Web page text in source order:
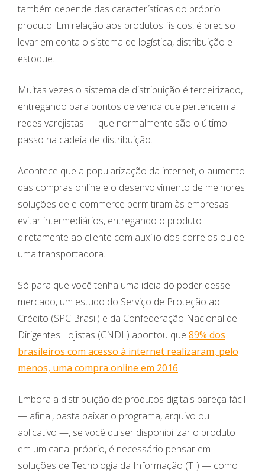
também depende das características do próprio
produto. Em relação aos produtos físicos, é preciso
levar em conta o sistema de logística, distribuição e
estoque.
Muitas vezes o sistema de distribuição é terceirizado,
entregando para pontos de venda que pertencem a
redes varejistas — que normalmente são o último
passo na cadeia de distribuição.
Acontece que a popularização da internet, o aumento
das compras online e o desenvolvimento de melhores
soluções de e-commerce permitiram às empresas
evitar intermediários, entregando o produto
diretamente ao cliente com auxílio dos correios ou de
uma transportadora.
Só para que você tenha uma ideia do poder desse
mercado, um estudo do Serviço de Proteção ao
Crédito (SPC Brasil) e da Confederação Nacional de
Dirigentes Lojistas (CNDL) apontou que 89% dos
brasileiros com acesso à internet realizaram, pelo
menos, uma compra online em 2016.
Embora a distribuição de produtos digitais pareça fácil
— afinal, basta baixar o programa, arquivo ou
aplicativo —, se você quiser disponibilizar o produto
em um canal próprio, é necessário pensar em
soluções de Tecnologia da Informação (TI) — como